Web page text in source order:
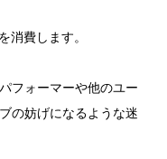
消費します。
フォーマーや他のユー
の妨げになるような迷